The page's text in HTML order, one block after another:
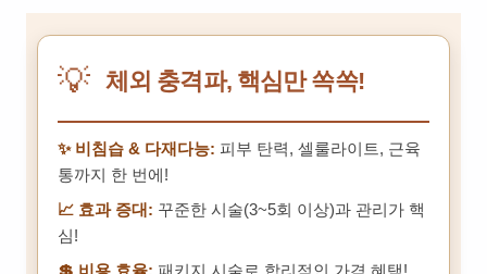
💡 체외 충격파, 핵심만 쏙쏙!
✨ 비침습 & 다재다능: 피부 탄력, 셀룰라이트, 근육
통까지 한 번에!
📈 효과 증대: 꾸준한 시술(3~5회 이상)과 관리가 핵
심!
💲 비용 효율: 패키지 시술로 합리적인 가격 혜택!